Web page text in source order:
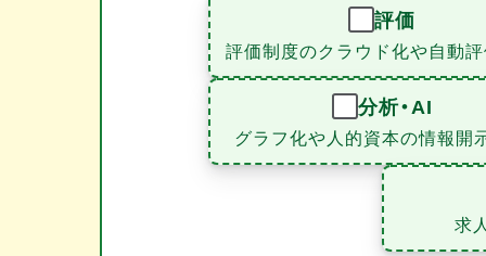
評価
評価制度のクラウド化や自動
分析・AI
グラフ化や人的資本の情報開
求